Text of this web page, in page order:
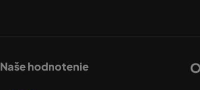
Naše hodnotenie